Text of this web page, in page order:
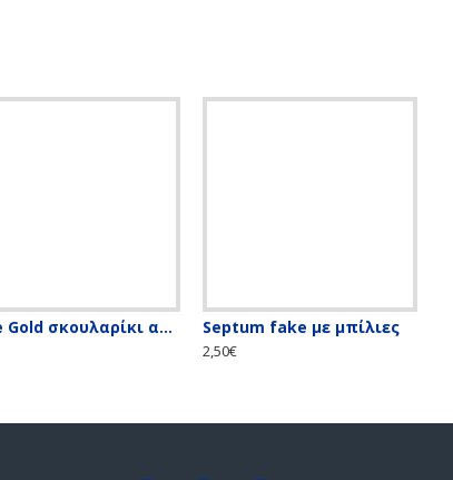
Rose Gold σκουλαρίκι αφαλού με λευκές & ιριδίζον πέτρες Septum fake με μπίλιες
2,50€